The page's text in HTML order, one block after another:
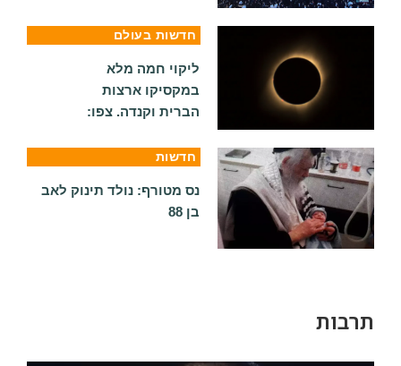
חדשות בעולם
ליקוי חמה מלא
במקסיקו ארצות
הברית וקנדה. צפו:
חדשות
נס מטורף: נולד תינוק לאב
בן 88
תרבות